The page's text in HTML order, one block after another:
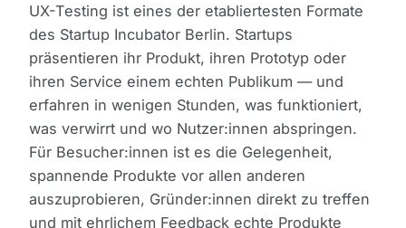
UX-Testing ist eines der etabliertesten Formate
des Startup Incubator Berlin. Startups
präsentieren ihr Produkt, ihren Prototyp oder
ihren Service einem echten Publikum — und
erfahren in wenigen Stunden, was funktioniert,
was verwirrt und wo Nutzer:innen abspringen.
Für Besucher:innen ist es die Gelegenheit,
spannende Produkte vor allen anderen
auszuprobieren, Gründer:innen direkt zu treffen
und mit ehrlichem Feedback echte Produkte